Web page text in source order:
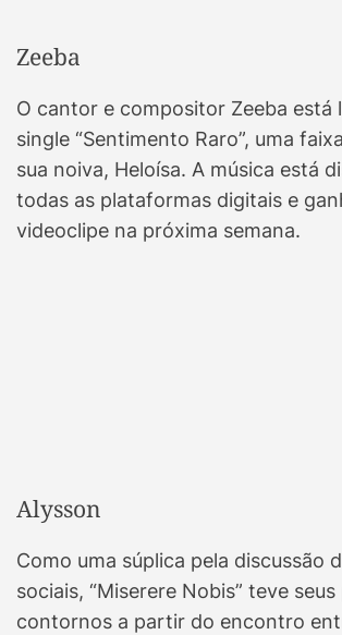
Zeeba
O cantor e compositor Zeeba está
single “Sentimento Raro”, uma
sua noiva, Heloísa. A música está
todas as plataformas digitais e
videoclipe na próxima semana.
Alysson
Como uma súplica pela discussão
sociais, “Miserere Nobis” teve
contornos a partir do encontro